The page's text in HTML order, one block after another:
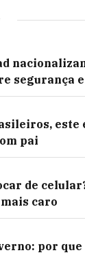
segurança
pai
de
caro
por que